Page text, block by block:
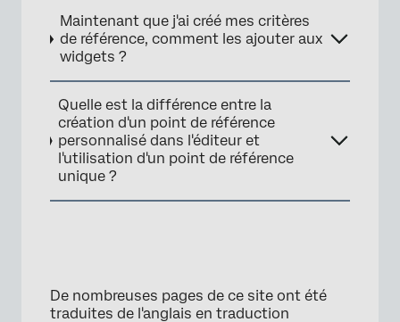
Maintenant que j'ai créé mes critères
de référence, comment les ajouter aux
widgets ?
Quelle est la différence entre la
création d'un point de référence
personnalisé dans l'éditeur et
l'utilisation d'un point de référence
unique ?
De nombreuses pages de ce site ont été
traduites de l'anglais en traduction